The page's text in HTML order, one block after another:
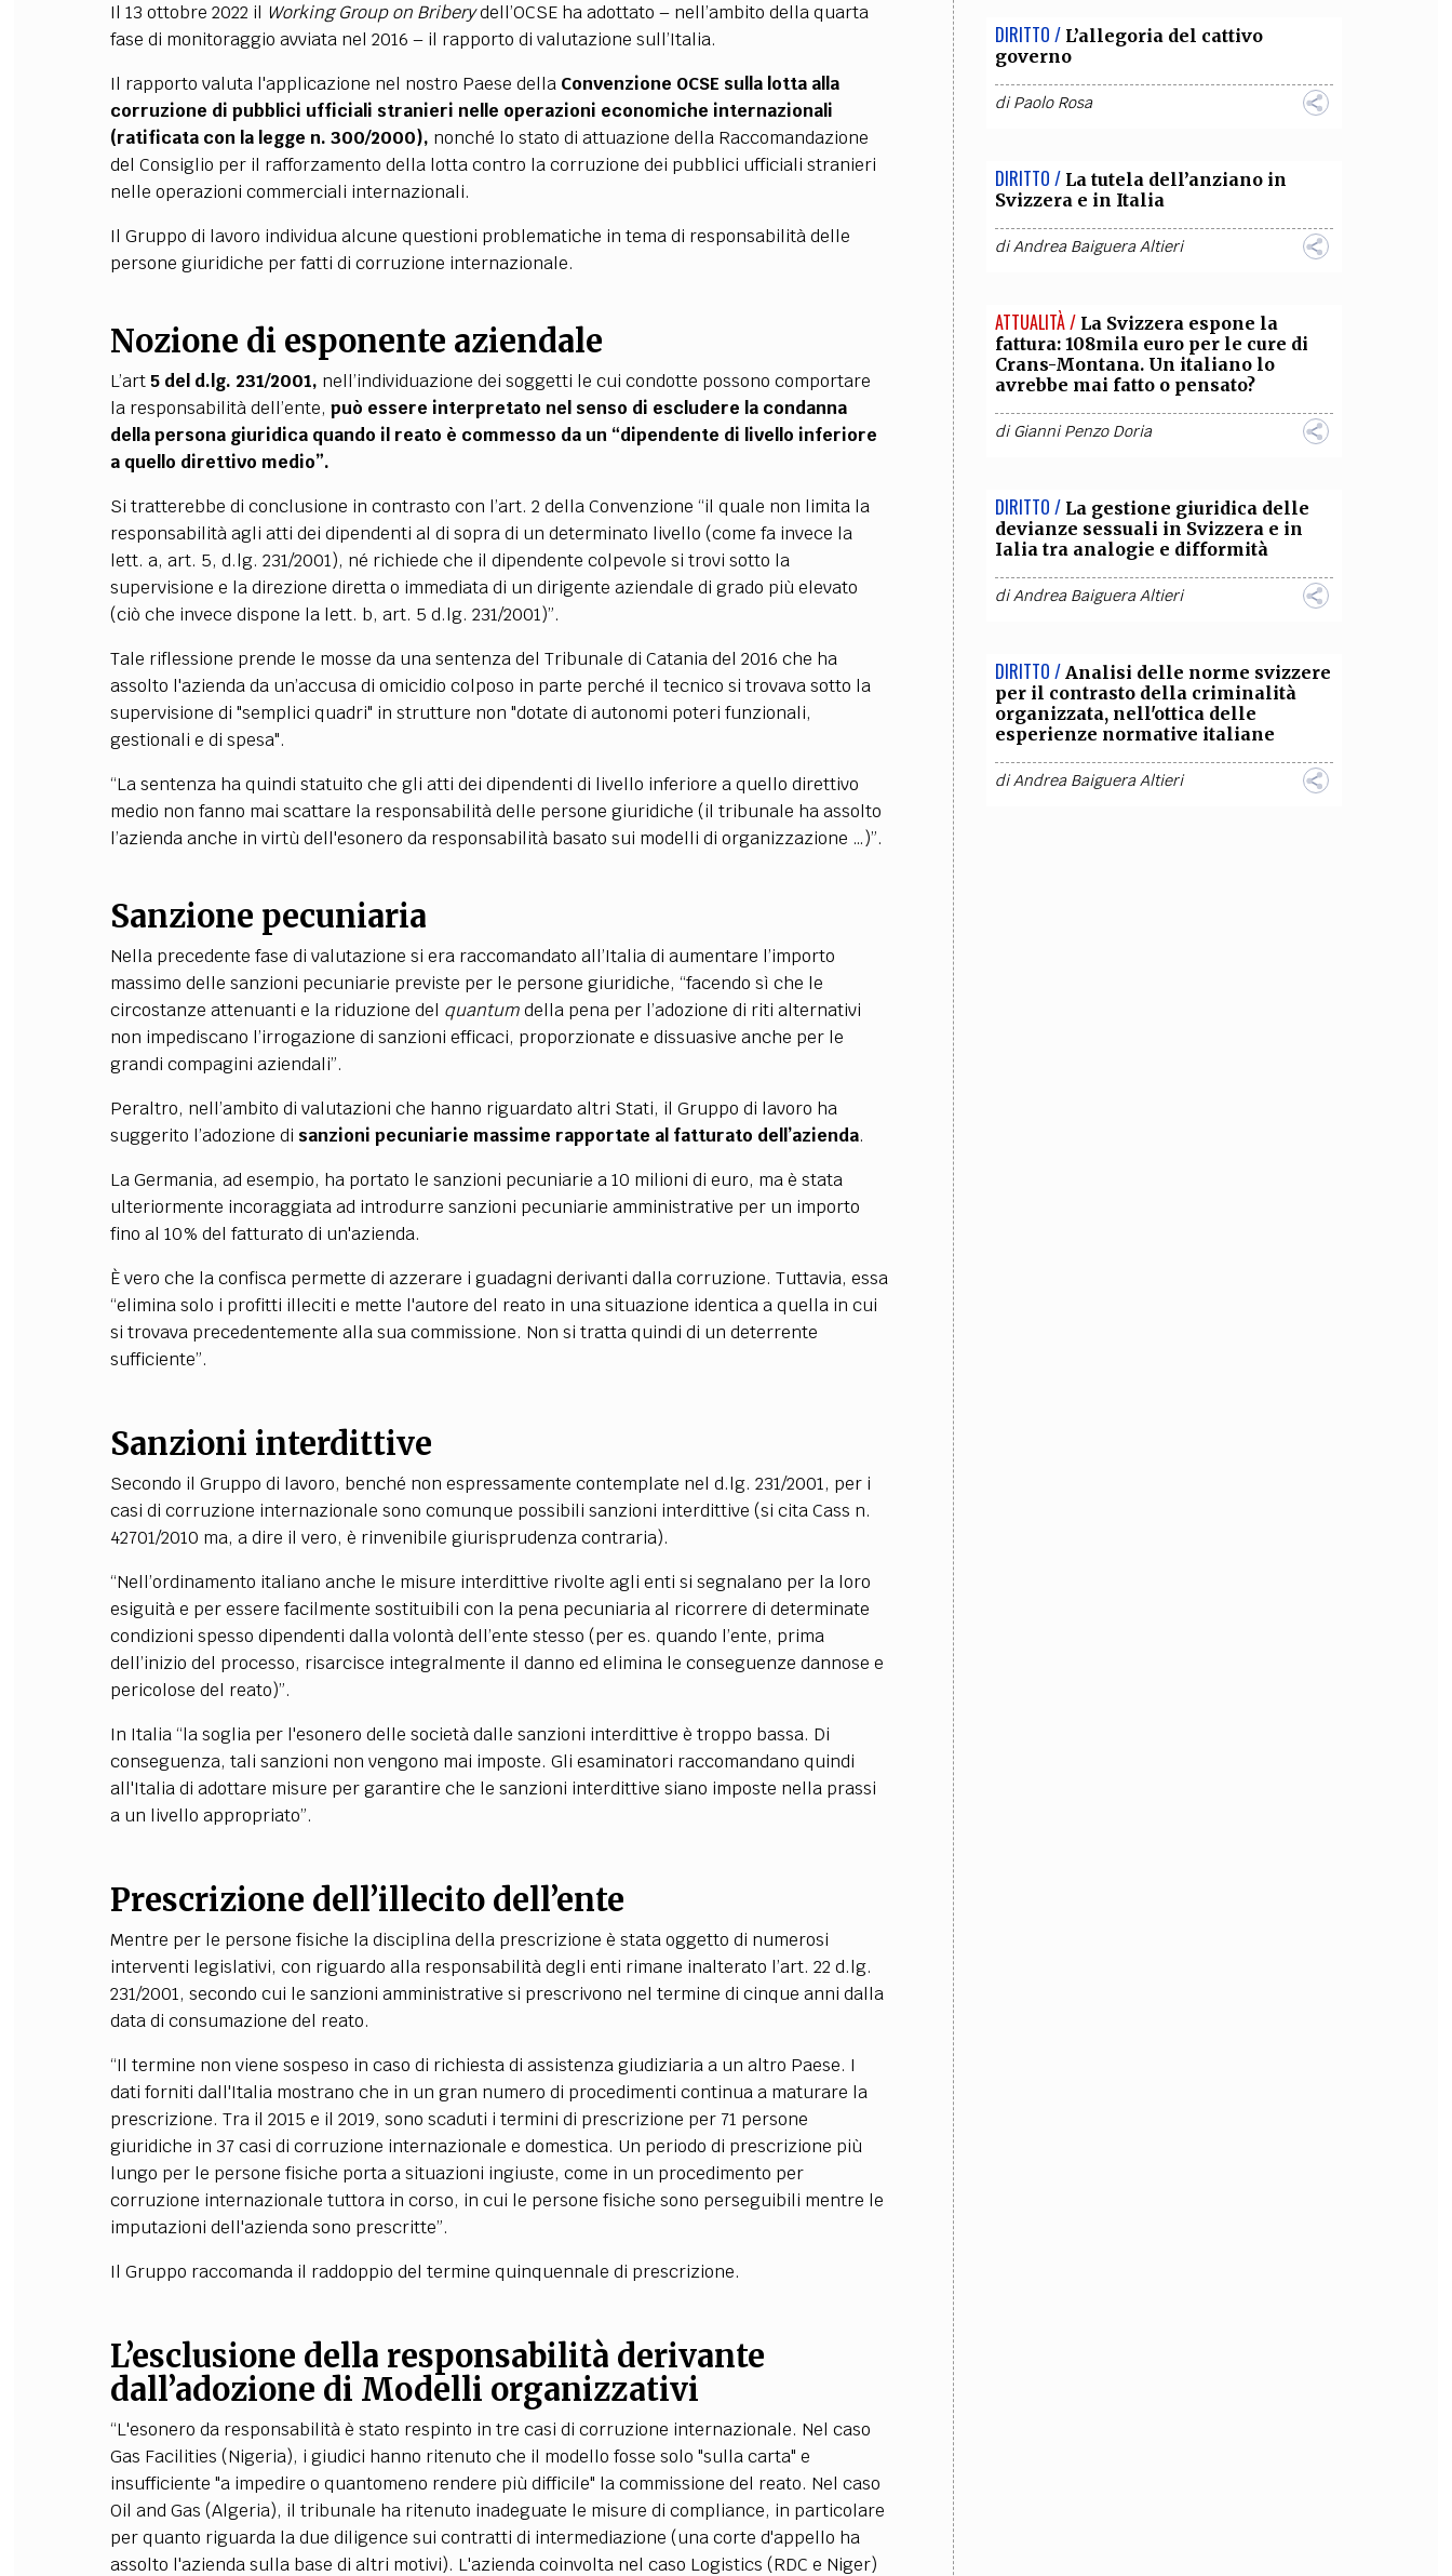
Il 13 ottobre 2022 il Working Group on Briberydell’OCSE ha adottato – nell’ambito della quarta
fase di monitoraggio avviata nel 2016 – il rapporto di valutazione sull’Italia.
Il rapporto valuta l'applicazione nel nostro Paese della Convenzione OCSE sulla lotta alla
corruzione di pubblici ufficiali stranieri nelle operazioni economiche internazionali
(ratificata con la legge n. 300/2000), nonché lo stato di attuazione della Raccomandazione
del Consiglio per il rafforzamento della lotta contro la corruzione dei pubblici ufficiali stranieri
nelle operazioni commerciali internazionali.
Il Gruppo di lavoro individua alcune questioni problematiche in tema di responsabilità delle
persone giuridiche per fatti di corruzione internazionale.
Nozione di esponente aziendale
L’art 5 del d.lg. 231/2001, nell’individuazione dei soggetti le cui condotte possono comportare
la responsabilità dell’ente, può essere interpretato nel senso di escludere la condanna
della persona giuridica quando il reato è commesso da un “dipendente di livello inferiore
a quello direttivo medio”.
Si tratterebbe di conclusione in contrasto con l’art. 2 della Convenzione “il quale non limita la
responsabilità agli atti dei dipendenti al di sopra di un determinato livello (come fa invece la
lett. a, art. 5, d.lg. 231/2001), né richiede che il dipendente colpevole si trovi sotto la
supervisione e la direzione diretta o immediata di un dirigente aziendale di grado più elevato
(ciò che invece dispone la lett. b, art. 5 d.lg. 231/2001)”.
Tale riflessione prende le mosse da una sentenza del Tribunale di Catania del 2016 che ha
assolto l'azienda da un’accusa di omicidio colposo in parte perché il tecnico si trovava sotto la
supervisione di "semplici quadri" in strutture non "dotate di autonomi poteri funzionali,
gestionali e di spesa".
“La sentenza ha quindi statuito che gli atti dei dipendenti di livello inferiore a quello direttivo
medio non fanno mai scattare la responsabilità delle persone giuridiche (il tribunale ha assolto
l’azienda anche in virtù dell'esonero da responsabilità basato sui modelli di organizzazione …)”.
Sanzione pecuniaria
Nella precedente fase di valutazione si era raccomandato all’Italia di aumentare l’importo
massimo delle sanzioni pecuniarie previste per le persone giuridiche, “facendo sì che le
circostanze attenuanti e la riduzione del quantumdella pena per l’adozione di riti alternativi
non impediscano l’irrogazione di sanzioni efficaci, proporzionate e dissuasive anche per le
grandi compagini aziendali”.
Peraltro, nell’ambito di valutazioni che hanno riguardato altri Stati, il Gruppo di lavoro ha
suggerito l’adozione di sanzioni pecuniarie massime rapportate al fatturato dell’azienda.
La Germania, ad esempio, ha portato le sanzioni pecuniarie a 10 milioni di euro, ma è stata
ulteriormente incoraggiata ad introdurre sanzioni pecuniarie amministrative per un importo
fino al 10% del fatturato di un'azienda.
È vero che la confisca permette di azzerare i guadagni derivanti dalla corruzione. Tuttavia, essa
“elimina solo i profitti illeciti e mette l'autore del reato in una situazione identica a quella in cui
si trovava precedentemente alla sua commissione. Non si tratta quindi di un deterrente
sufficiente”.
Sanzioni interdittive
Secondo il Gruppo di lavoro, benché non espressamente contemplate nel d.lg. 231/2001, per i
casi di corruzione internazionale sono comunque possibili sanzioni interdittive (si cita Cass n.
42701/2010 ma, a dire il vero, è rinvenibile giurisprudenza contraria).
“Nell’ordinamento italiano anche le misure interdittive rivolte agli enti si segnalano per la loro
esiguità e per essere facilmente sostituibili con la pena pecuniaria al ricorrere di determinate
condizioni spesso dipendenti dalla volontà dell’ente stesso (per es. quando l’ente, prima
dell’inizio del processo, risarcisce integralmente il danno ed elimina le conseguenze dannose e
pericolose del reato)”.
In Italia “la soglia per l'esonero delle società dalle sanzioni interdittive è troppo bassa. Di
conseguenza, tali sanzioni non vengono mai imposte. Gli esaminatori raccomandano quindi
all'Italia di adottare misure per garantire che le sanzioni interdittive siano imposte nella prassi
a un livello appropriato”.
Prescrizione dell’illecito dell’ente
Mentre per le persone fisiche la disciplina della prescrizione è stata oggetto di numerosi
interventi legislativi, con riguardo alla responsabilità degli enti rimane inalterato l’art. 22 d.lg.
231/2001, secondo cui le sanzioni amministrative si prescrivono nel termine di cinque anni dalla
data di consumazione del reato.
“Il termine non viene sospeso in caso di richiesta di assistenza giudiziaria a un altro Paese. I
dati forniti dall'Italia mostrano che in un gran numero di procedimenti continua a maturare la
prescrizione. Tra il 2015 e il 2019, sono scaduti i termini di prescrizione per 71 persone
giuridiche in 37 casi di corruzione internazionale e domestica. Un periodo di prescrizione più
lungo per le persone fisiche porta a situazioni ingiuste, come in un procedimento per
corruzione internazionale tuttora in corso, in cui le persone fisiche sono perseguibili mentre le
imputazioni dell'azienda sono prescritte”.
Il Gruppo raccomanda il raddoppio del termine quinquennale di prescrizione.
L’esclusione della responsabilità derivante
dall’adozione di Modelli organizzativi
“L'esonero da responsabilità è stato respinto in tre casi di corruzione internazionale. Nel caso
Gas Facilities (Nigeria), i giudici hanno ritenuto che il modello fosse solo "sulla carta" e
insufficiente "a impedire o quantomeno rendere più difficile" la commissione del reato. Nel caso
Oil and Gas (Algeria), il tribunale ha ritenuto inadeguate le misure di compliance, in particolare
per quanto riguarda la due diligence sui contratti di intermediazione (una corte d'appello ha
assolto l'azienda sulla base di altri motivi). L'azienda coinvolta nel caso Logistics (RDC e Niger)
DIRITTO / L’allegoria del cattivo
governo
diPaolo Rosa
DIRITTO / La tutela dell’anziano in
Svizzera e in Italia
diAndrea Baiguera Altieri
ATTUALITÀ / La Svizzera espone la
fattura: 108mila euro per le cure di
Crans-Montana. Un italiano lo
avrebbe mai fatto o pensato?
diGianni Penzo Doria
DIRITTO / La gestione giuridica delle
devianze sessuali in Svizzera e in
Ialia tra analogie e difformità
diAndrea Baiguera Altieri
DIRITTO / Analisi delle norme svizzere
per il contrasto della criminalità
organizzata, nell'ottica delle
esperienze normative italiane
diAndrea Baiguera Altieri